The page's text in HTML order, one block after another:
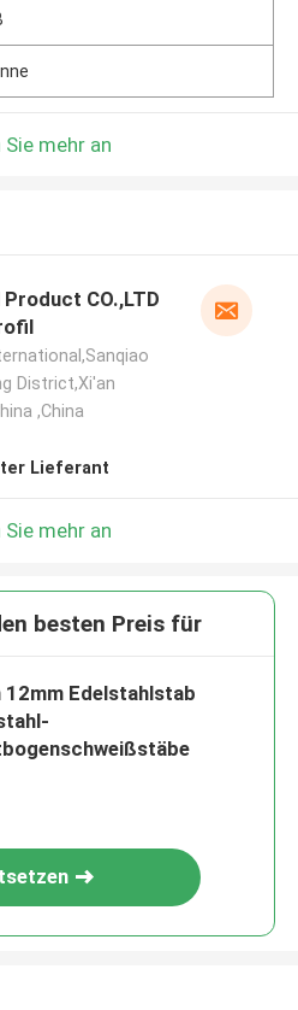
Sie mehr an
CO.,LTD
District,Xi'an
,China
Lieferant
Sie mehr an
besten Preis für
12mm Edelstahlstab